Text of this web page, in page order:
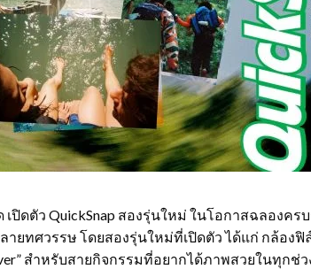
ปิดตัว QuickSnap สองรุ่นใหม่ ในโอกาสฉลองครบ
ยทศวรรษ โดยสองรุ่นใหม่ที่เปิดตัว ได้แก่ กล้องฟิ
สำหรับสายกิจกรรมที่อยากได้ภาพสวยในทุกช่ว